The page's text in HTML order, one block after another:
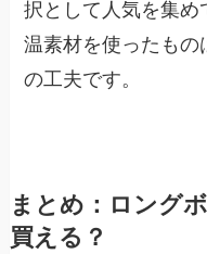
択として人気を集
温素材を使ったも
の工夫です。
まとめ：ロング
買える？